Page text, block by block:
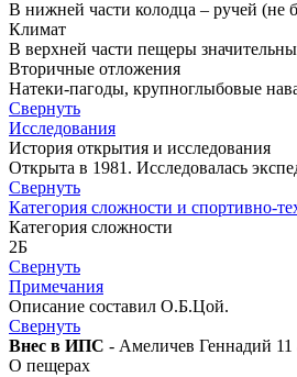
В нижней части колодца – ручей (не
Климат
В верхней части пещеры
Вторичные отложения
Натеки-пагоды, крупноглыбовые
Свернуть
Исследования
История открытия и исследования
Открыта в 1981. Исследовалась
Свернуть
Категория сложности и спортивно-
Категория сложности
2Б
Свернуть
Примечания
Описание составил О.Б.Цой.
Свернуть
Внес в ИПС - Амеличев Геннадий 11
О пещерах